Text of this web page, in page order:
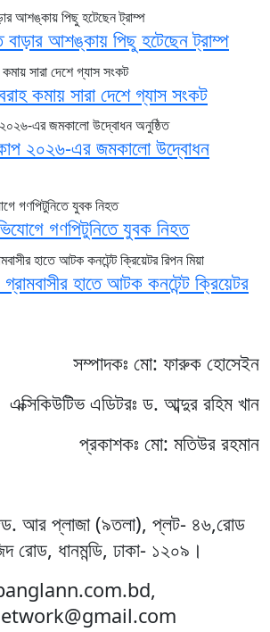
বাড়ার আশঙ্কায় পিছু হটেছেন ট্রাম্প
কমায় সারা দেশে গ্যাস সংকট
২০২৬-এর জমকালো উদ্বোধন
গণপিটুনিতে যুবক নিহত
হাতে আটক কনটেন্ট ক্রিয়েটর
সম্পাদকঃ মো: ফারুক হোসেইন
এক্সিকিউটিভ এডিটরঃ ড. আব্দুর রহিম খান
প্রকাশকঃ মো: মতিউর রহমান
আর প্লাজা (৯তলা), প্লট- ৪৬,রোড
রোড, ধানমন্ডি, ঢাকা- ১২০৯।